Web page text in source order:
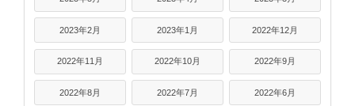
2023年2月 2023年1月 2022年12月
2022年11月 2022年10月 2022年9月
2022年8月 2022年7月 2022年6月